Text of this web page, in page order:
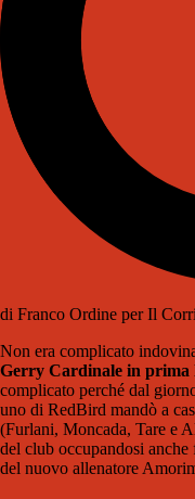
di Franco Ordine per Il
Non era complicato
Gerry Cardinale in prima
complicato perché dal
uno di RedBird mandò a
(Furlani, Moncada, Tare e
del club occupandosi
del nuovo allenatore